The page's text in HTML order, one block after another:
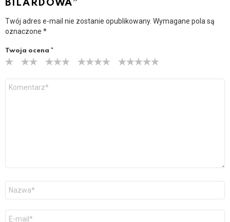
BILARDOWA”
Twój adres e-mail nie zostanie opublikowany. Wymagane pola są
oznaczone *
Twoja ocena *
o
a
z
w
a